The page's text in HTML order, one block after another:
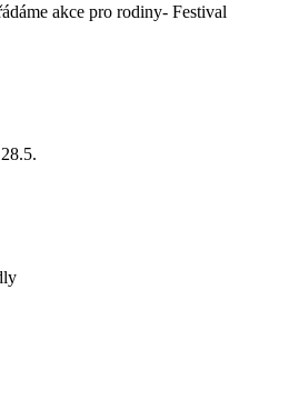
akce pro rodiny- Festival